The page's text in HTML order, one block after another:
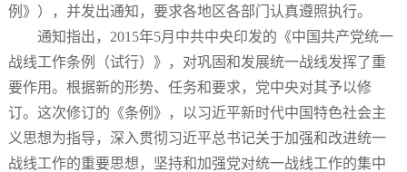
例》），并发出通知，要求各地区各部门认真遵照执行。
通知指出，2015年5月中共中央印发的《中国共产党统一
战线工作条例（试行）》，对巩固和发展统一战线发挥了重
要作用。根据新的形势、任务和要求，党中央对其予以修
订。这次修订的《条例》，以习近平新时代中国特色社会主
义思想为指导，深入贯彻习近平总书记关于加强和改进统一
战线工作的重要思想，坚持和加强党对统一战线工作的集中